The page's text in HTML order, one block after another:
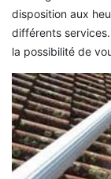
disposition aux
différents
la possibilité de